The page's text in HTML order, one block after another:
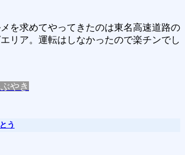
を求めてやってきたのは東名高速道路の
リア。運転はしなかったので楽チンでし
やき
う